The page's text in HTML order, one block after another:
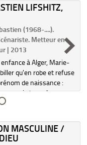
LIFSHITZ,
(1968-....).
Metteur en
| 2013
à Alger, Marie-
qu'en robe et refuse
de naissance :
sa vie bascule
revue d'un cabaret de
MASCULINE /